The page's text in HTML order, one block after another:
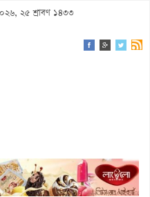
২৫ শ্রাবণ ১৪৩৩